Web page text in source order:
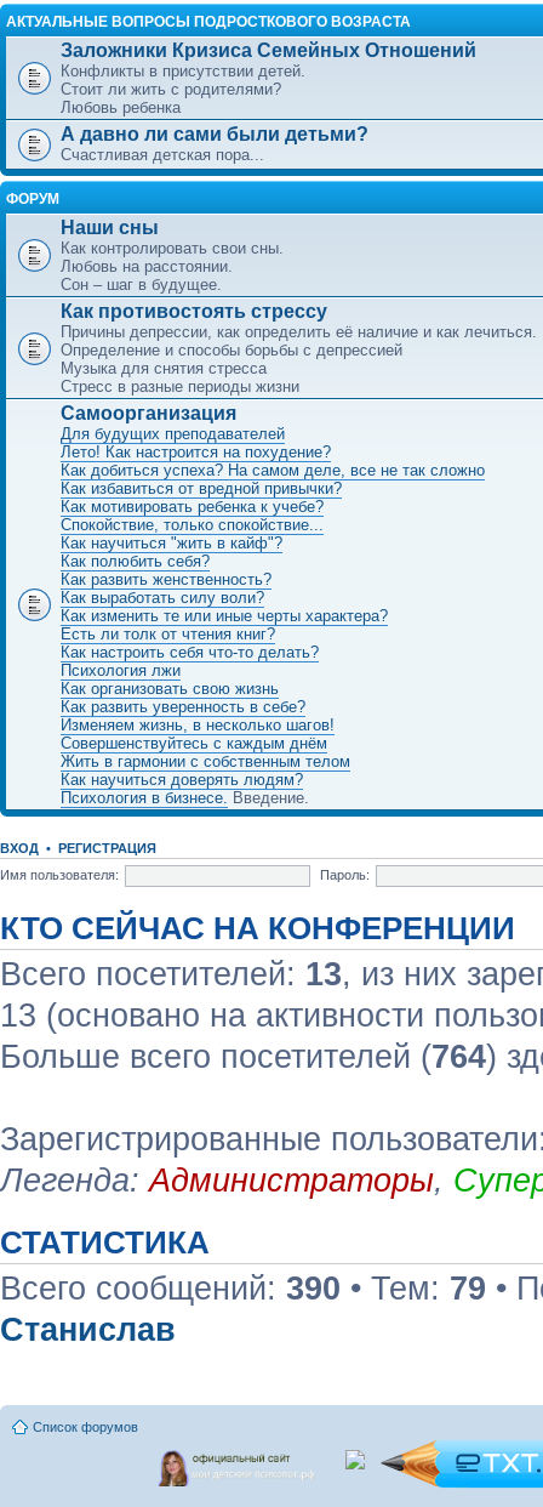
АКТУАЛЬНЫЕ ВОПРОСЫ ПОДРОСТКОВОГО ВОЗРАСТА
Заложники Кризиса Семейных Отношений
Конфликты в присутствии детей.
Стоит ли жить с родителями?
Любовь ребенка
А давно ли сами были детьми?
Счастливая детская пора...
ФОРУМ
Наши сны
Как контролировать свои сны.
Любовь на расстоянии.
Сон – шаг в будущее.
Как противостоять стрессу
Причины депрессии, как определить её наличие и как лечиться.
Определение и способы борьбы с депрессией
Музыка для снятия стресса
Стресс в разные периоды жизни
Самоорганизация
Для будущих преподавателей
Лето! Как настроится на похудение?
Как добиться успеха? На самом деле, все не так сложно
Как избавиться от вредной привычки?
Как мотивировать ребенка к учебе?
Спокойствие, только спокойствие...
Как научиться "жить в кайф"?
Как полюбить себя?
Как развить женственность?
Как выработать силу воли?
Как изменить те или иные черты характера?
Есть ли толк от чтения книг?
Как настроить себя что-то делать?
Психология лжи
Как организовать свою жизнь
Как развить уверенность в себе?
Изменяем жизнь, в несколько шагов!
Совершенствуйтесь с каждым днём
Жить в гармонии с собственным телом
Как научиться доверять людям?
Психология в бизнесе. Введение.
ВХОД • РЕГИСТРАЦИЯ
Имя пользователя:
Пароль:
КТО СЕЙЧАС НА КОНФЕРЕНЦИИ
Всего посетителей: 13, из них
13 (основано на активности
Больше всего посетителей (764)
Зарегистрированные
Легенда:Администраторы,
СТАТИСТИКА
Всего сообщений: 390 • Тем: 79 •
Станислав
Список форумов